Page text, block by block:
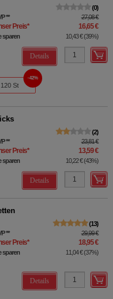
0
** 27,08 €
Preis* 16,65 €
sparen 10,43 €(39%)
Details
120 St
42%
2
** 23,81 €
Preis* 13,59 €
sparen 10,22 €(43%)
Details
13
** 29,99 €
Preis* 18,95 €
sparen 11,04 €(37%)
Details